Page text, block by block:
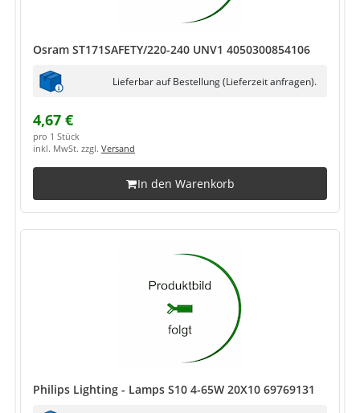
Osram ST171SAFETY/220-240 UNV1 4050300854106
Lieferbar auf Bestellung (Lieferzeit anfragen).
4,67 €
pro 1 Stück
inkl. MwSt. zzgl. Versand
In den Warenkorb
Philips Lighting - Lamps S10 4-65W 20X10 69769131